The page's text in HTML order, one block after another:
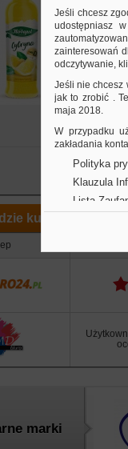
kupić
marki
Jeśli chcesz
udostępniasz
zainteresowań
odczytywanie,
Jeśli nie chcesz
jak to zrobić .
maja 2018.
W przypadku
zakładania
Polityka
Klauzula
Lista